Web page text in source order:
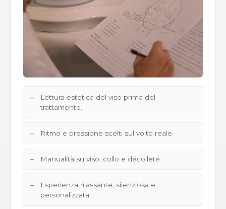
Lettura estetica del viso prima del
trattamento.
Ritmo e pressione scelti sul volto reale.
Manualità su viso, collo e décolleté.
Esperienza rilassante, silenziosa e
personalizzata.